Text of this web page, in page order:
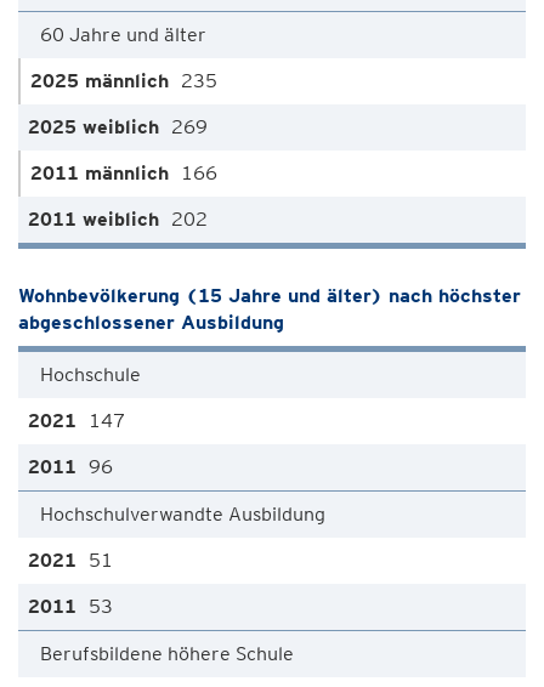
60 Jahre und älter
235
269
166
202
Wohnbevölkerung (15 Jahre und älter) nach höchster
abgeschlossener Ausbildung
Hochschule
147
96
Hochschulverwandte Ausbildung
51
53
Berufsbildene höhere Schule